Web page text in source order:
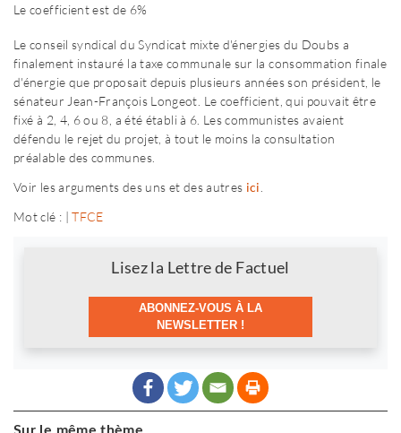
Le coefficient est de 6%
Le conseil syndical du Syndicat mixte d'énergies du Doubs a
finalement instauré la taxe communale sur la consommation finale
d'énergie que proposait depuis plusieurs années son président, le
sénateur Jean-François Longeot. Le coefficient, qui pouvait être
fixé à 2, 4, 6 ou 8, a été établi à 6. Les communistes avaient
défendu le rejet du projet, à tout le moins la consultation
préalable des communes.
Voir les arguments des uns et des autres ici
Mot clé : |TFCE
Lisez la Lettre de Factuel
ABONNEZ-VOUS À LA
NEWSLETTER !